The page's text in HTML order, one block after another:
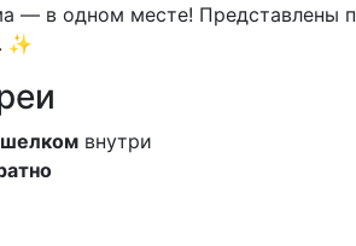
— в одном месте! Представлены
✨
шелком внутри